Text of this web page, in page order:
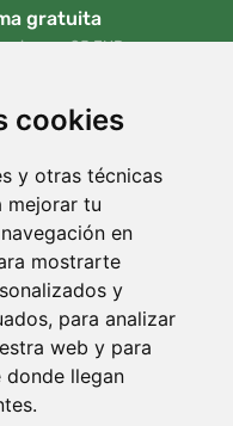
cookies
y otras técnicas
mejorar tu
en
mostrarte
y
para analizar
web y para
llegan
gratuita
a 95 EUR
en cualquier momento
Leer más
Quiénes